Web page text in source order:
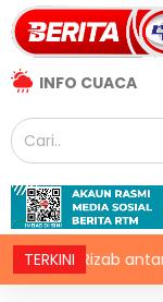
INFO CUACA
TERKINI
Rizab